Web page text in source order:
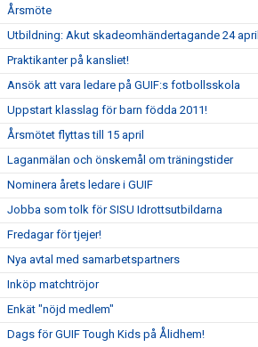
Årsmöte
Utbildning: Akut skadeomhändertagande 24 april
Praktikanter på kansliet!
Ansök att vara ledare på GUIF:s fotbollsskola
Uppstart klasslag för barn födda 2011!
Årsmötet flyttas till 15 april
Laganmälan och önskemål om träningstider
Nominera årets ledare i GUIF
Jobba som tolk för SISU Idrottsutbildarna
Fredagar för tjejer!
Nya avtal med samarbetspartners
Inköp matchtröjor
Enkät "nöjd medlem"
Dags för GUIF Tough Kids på Ålidhem!